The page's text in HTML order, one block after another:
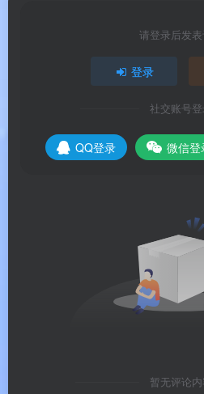
🧠 个性化智能推荐系统：
能感兴趣的内容，每个用
为自己量身定制的视频流。
AI创作赋能：支持一句
大幅降低创作门槛。AI工
年6月上线AI反网暴Agent
请登录后发
登录
社交账号
QQ登录 微信登
暂无评论